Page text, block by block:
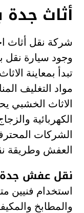
أثاث
شركة نقل أثاث
وجود سيارة
تبدأ بمعاينة
مواد التغليف
الاثاث الخشبي
الكهربائية
الشركات
العفش وطريقة
نقل عفش جدة
استخدام فنيين
والمطابخ